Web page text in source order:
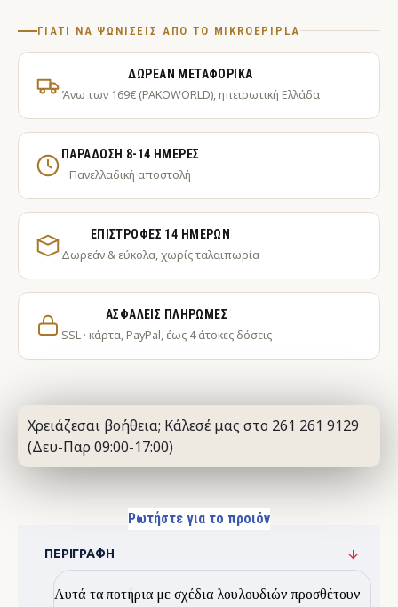
ΓΙΑΤΊ ΝΑ ΨΩΝΊΣΕΙΣ ΑΠΌ ΤΟ MIKROEPIPLA
ΔΩΡΕΆΝ ΜΕΤΑΦΟΡΙΚΆ
Άνω των 169€ (PAKOWORLD), ηπειρωτική Ελλάδα
ΠΑΡΆΔΟΣΗ 8-14 ΗΜΈΡΕΣ
Πανελλαδική αποστολή
ΕΠΙΣΤΡΟΦΈΣ 14 ΗΜΕΡΏΝ
Δωρεάν & εύκολα, χωρίς ταλαιπωρία
ΑΣΦΑΛΕΊΣ ΠΛΗΡΩΜΈΣ
SSL · κάρτα, PayPal, έως 4 άτοκες δόσεις
Χρειάζεσαι βοήθεια; Κάλεσέ μας στο 261 261 9129
(Δευ-Παρ 09:00-17:00)
Ρωτήστε για το προιόν
ΠΕΡΙΓΡΑΦΉ
Αυτά τα ποτήρια με σχέδια λουλουδιών προσθέτουν